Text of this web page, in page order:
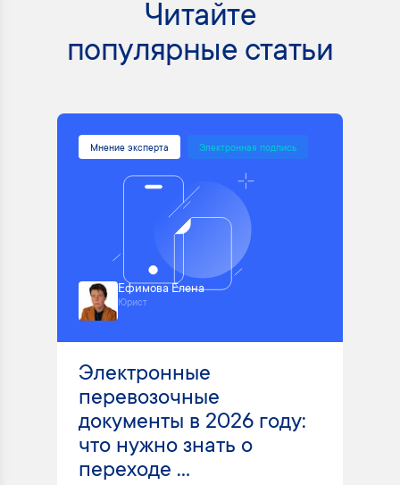
Читайте
популярные статьи
Мнение эксперта Электронная подпись
Ефимова Елена
Юрист
Электронные
перевозочные
документы в 2026 году:
что нужно знать о
переходе ...